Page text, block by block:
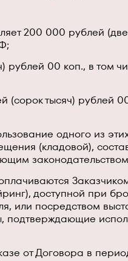
200 000 рублей
рублей 00 коп., в том
тысяч) рублей
одного из
(кладовой),
доступной при
посредством
подтверждающие
от Договора в